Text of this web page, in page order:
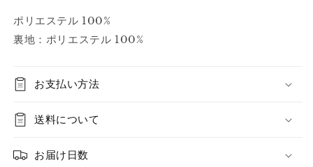
ポリエステル 100%
裏地：ポリエステル 100%
お支払い方法
送料について
お届け日数